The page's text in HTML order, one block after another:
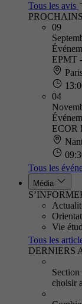
Tous les avis
09
EPMT
04
ECOR
Tous les
Média
Vie
Tous les
DERNIERS
Section
choisir